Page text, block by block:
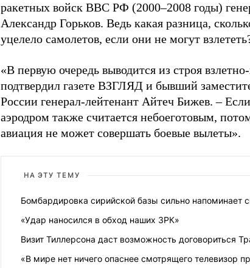
ракетных войск ВВС РФ (2000–2008 годы)
Александр Горьков. Ведь какая разница,
уцелело самолетов, если они не могут
«В первую очередь выводится из строя
подтвердил газете ВЗГЛЯД и бывший
России генерал-лейтенант Айтеч Бижев. –
аэродром также считается небоеготовым,
авиация не может совершать боевые вылеты».
НА ЭТУ ТЕМУ
Бомбардировка сирийской базы сильно напоминает
«Удар наносился в обход наших ЗРК»
Визит Тиллерсона даст возможность договориться
«В мире нет ничего опаснее смотрящего телевизор